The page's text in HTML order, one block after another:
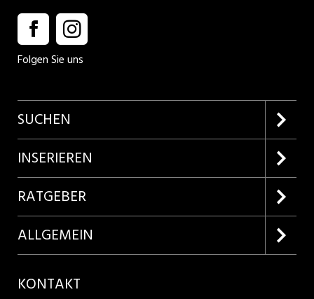
Folgen Sie uns
SUCHEN
Firmenprofile entdecken
Lehrstellen suchen
INSERIEREN
Kundenlogin
Inserieren
Produkte
RATGEBER
Lehrberufe entdecken
ALLGEMEIN
KONTAKT